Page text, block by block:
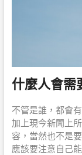
什麼人會需
不管是誰，都會
加上現今新聞上
容，當然也不是
應該要注意自己